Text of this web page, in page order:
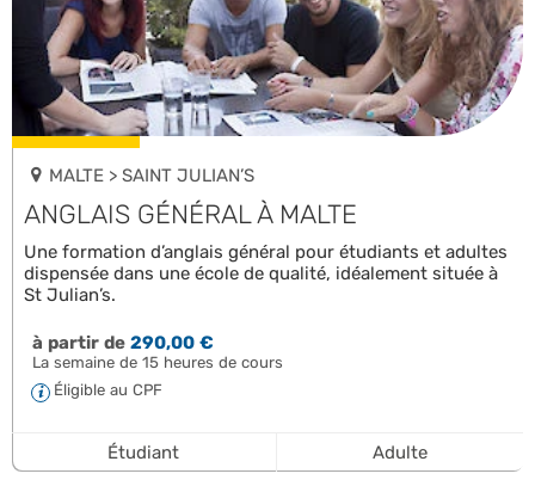
MALTE > SAINT JULIAN’S
ANGLAIS GÉNÉRAL À MALTE
Une formation d’anglais général pour étudiants et adultes
dispensée dans une école de qualité, idéalement située à
St Julian’s.
à partir de290,00 €
La semaine de 15 heures de cours
Éligible au CPF
Étudiant Adulte